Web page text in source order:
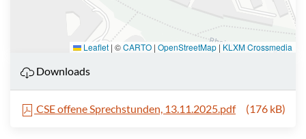
Leaflet | ©CARTO | OpenStreetMap | KLXM Crossmedia
Downloads
CSE offene Sprechstunden, 13.11.2025.pdf (176 kB)